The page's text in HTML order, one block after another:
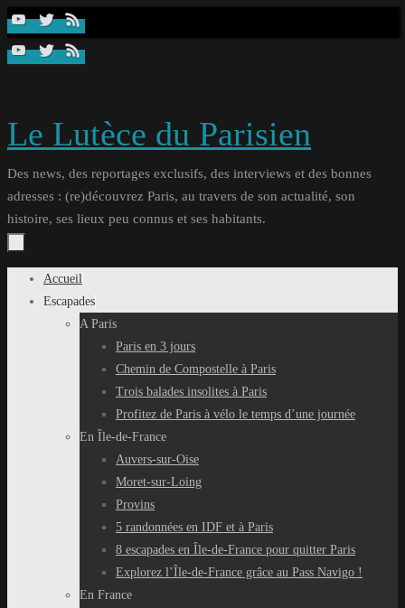
Passer
contenu
Le Lutèce du Parisien
Des news, des reportages exclusifs, des interviews et des bonnes
adresses : (re)découvrez Paris, au travers de son actualité, son
histoire, ses lieux peu connus et ses habitants.
Passer
Accueil
Escapades
A Paris
Paris en 3 jours
Chemin de Compostelle à Paris
Trois balades insolites à Paris
Profitez de Paris à vélo le temps d’une journée
En Île-de-France
Auvers-sur-Oise
Moret-sur-Loing
Provins
5 randonnées en IDF et à Paris
8 escapades en Île-de-France pour quitter Paris
Explorez l’Île-de-France grâce au Pass Navigo !
En France